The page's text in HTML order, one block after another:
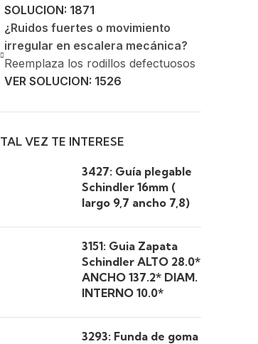
SOLUCION: 1871
¿Ruidos fuertes o movimiento
irregular en escalera mecánica?
Reemplaza los rodillos defectuosos
VER SOLUCION: 1526
TAL VEZ TE INTERESE
3427: Guía plegable
Schindler 16mm (
largo 9,7 ancho 7,8)
3151: Guia Zapata
Schindler ALTO 28.0*
ANCHO 137.2* DIAM.
INTERNO 10.0*
3293: Funda de goma